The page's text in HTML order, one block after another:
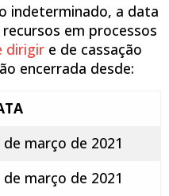
indeterminado, a data
em processos
dirigir e de cassação
encerrada desde:
de março de 2021
de março de 2021